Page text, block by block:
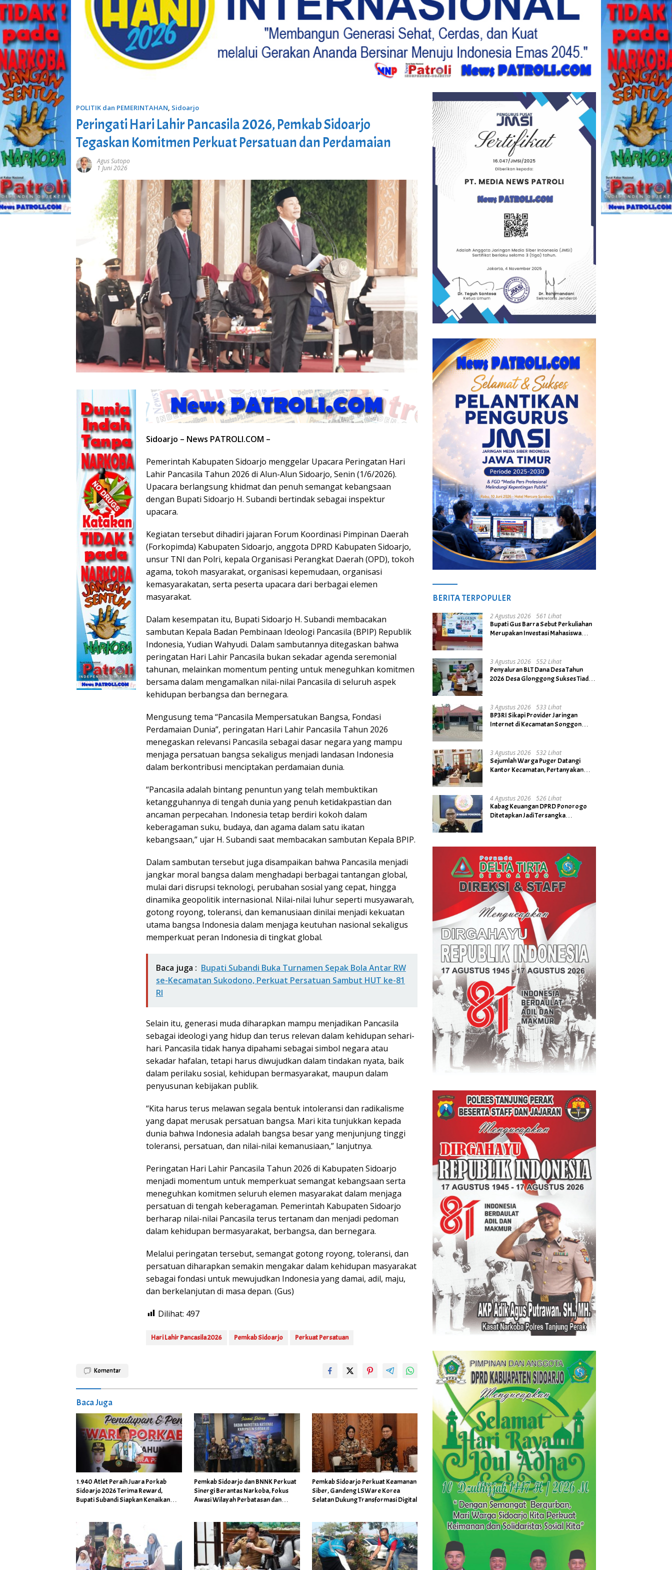
POLITIK dan PEMERINTAHAN, Sidoarjo
Peringati Hari Lahir Pancasila 2026, Pemkab Sidoarjo
Tegaskan Komitmen Perkuat Persatuan dan Perdamaian
Agus Sutopo
1 Juni 2026
Sidoarjo – News PATROLI.COM –
Pemerintah Kabupaten Sidoarjo menggelar Upacara Peringatan Hari
Lahir Pancasila Tahun 2026 di Alun-Alun Sidoarjo, Senin (1/6/2026).
Upacara berlangsung khidmat dan penuh semangat kebangsaan
dengan Bupati Sidoarjo H. Subandi bertindak sebagai inspektur
upacara.
Kegiatan tersebut dihadiri jajaran Forum Koordinasi Pimpinan Daerah
(Forkopimda) Kabupaten Sidoarjo, anggota DPRD Kabupaten Sidoarjo,
unsur TNI dan Polri, kepala Organisasi Perangkat Daerah (OPD), tokoh
agama, tokoh masyarakat, organisasi kepemudaan, organisasi
kemasyarakatan, serta peserta upacara dari berbagai elemen
masyarakat.
Dalam kesempatan itu, Bupati Sidoarjo H. Subandi membacakan
sambutan Kepala Badan Pembinaan Ideologi Pancasila (BPIP) Republik
Indonesia, Yudian Wahyudi. Dalam sambutannya ditegaskan bahwa
peringatan Hari Lahir Pancasila bukan sekadar agenda seremonial
tahunan, melainkan momentum penting untuk meneguhkan komitmen
bersama dalam mengamalkan nilai-nilai Pancasila di seluruh aspek
kehidupan berbangsa dan bernegara.
Mengusung tema “Pancasila Mempersatukan Bangsa, Fondasi
Perdamaian Dunia”, peringatan Hari Lahir Pancasila Tahun 2026
menegaskan relevansi Pancasila sebagai dasar negara yang mampu
menjaga persatuan bangsa sekaligus menjadi landasan Indonesia
dalam berkontribusi menciptakan perdamaian dunia.
“Pancasila adalah bintang penuntun yang telah membuktikan
ketangguhannya di tengah dunia yang penuh ketidakpastian dan
ancaman perpecahan. Indonesia tetap berdiri kokoh dalam
keberagaman suku, budaya, dan agama dalam satu ikatan
kebangsaan,” ujar H. Subandi saat membacakan sambutan Kepala BPIP.
Dalam sambutan tersebut juga disampaikan bahwa Pancasila menjadi
jangkar moral bangsa dalam menghadapi berbagai tantangan global,
mulai dari disrupsi teknologi, perubahan sosial yang cepat, hingga
dinamika geopolitik internasional. Nilai-nilai luhur seperti musyawarah,
gotong royong, toleransi, dan kemanusiaan dinilai menjadi kekuatan
utama bangsa Indonesia dalam menjaga keutuhan nasional sekaligus
memperkuat peran Indonesia di tingkat global.
Baca juga : Bupati Subandi Buka Turnamen Sepak Bola Antar RW
se-Kecamatan Sukodono, Perkuat Persatuan Sambut HUT ke-81
RI
Selain itu, generasi muda diharapkan mampu menjadikan Pancasila
sebagai ideologi yang hidup dan terus relevan dalam kehidupan sehari-
hari. Pancasila tidak hanya dipahami sebagai simbol negara atau
sekadar hafalan, tetapi harus diwujudkan dalam tindakan nyata, baik
dalam perilaku sosial, kehidupan bermasyarakat, maupun dalam
penyusunan kebijakan publik.
“Kita harus terus melawan segala bentuk intoleransi dan radikalisme
yang dapat merusak persatuan bangsa. Mari kita tunjukkan kepada
dunia bahwa Indonesia adalah bangsa besar yang menjunjung tinggi
toleransi, persatuan, dan nilai-nilai kemanusiaan,” lanjutnya.
Peringatan Hari Lahir Pancasila Tahun 2026 di Kabupaten Sidoarjo
menjadi momentum untuk memperkuat semangat kebangsaan serta
meneguhkan komitmen seluruh elemen masyarakat dalam menjaga
persatuan di tengah keberagaman. Pemerintah Kabupaten Sidoarjo
berharap nilai-nilai Pancasila terus tertanam dan menjadi pedoman
dalam kehidupan bermasyarakat, berbangsa, dan bernegara.
Melalui peringatan tersebut, semangat gotong royong, toleransi, dan
persatuan diharapkan semakin mengakar dalam kehidupan masyarakat
sebagai fondasi untuk mewujudkan Indonesia yang damai, adil, maju,
dan berkelanjutan di masa depan. (Gus)
Dilihat: 497
Hari Lahir Pancasila 2026 Pemkab Sidoarjo Perkuat Persatuan
Komentar
Baca Juga
1.940 Atlet Peraih Juara Porkab
Sidoarjo 2026 Terima Reward,
Bupati Subandi Siapkan Kenaikan
Pemkab Sidoarjo dan BNNK Perkuat
Sinergi Berantas Narkoba, Fokus
Awasi Wilayah Perbatasan dan
Pemkab Sidoarjo Perkuat Keamanan
Siber, Gandeng LSWare Korea
Selatan Dukung Transformasi Digital
BERITA TERPOPULER
2 Agustus 2026
561 Lihat
Bupati Gus Barra Sebut Perkuliahan
Merupakan Investasi Mahasiswa
3 Agustus 2026
552 Lihat
Penyaluran BLT Dana Desa Tahun
2026 Desa Glonggong Sukses Tiada
3 Agustus 2026
533 Lihat
BP3RI Sikapi Provider Jaringan
Internet di Kecamatan Songgon
3 Agustus 2026
532 Lihat
Sejumlah Warga Puger Datangi
Kantor Kecamatan, Pertanyakan
4 Agustus 2026
526 Lihat
Kabag Keuangan DPRD Ponorogo
Ditetapkan Jadi Tersangka